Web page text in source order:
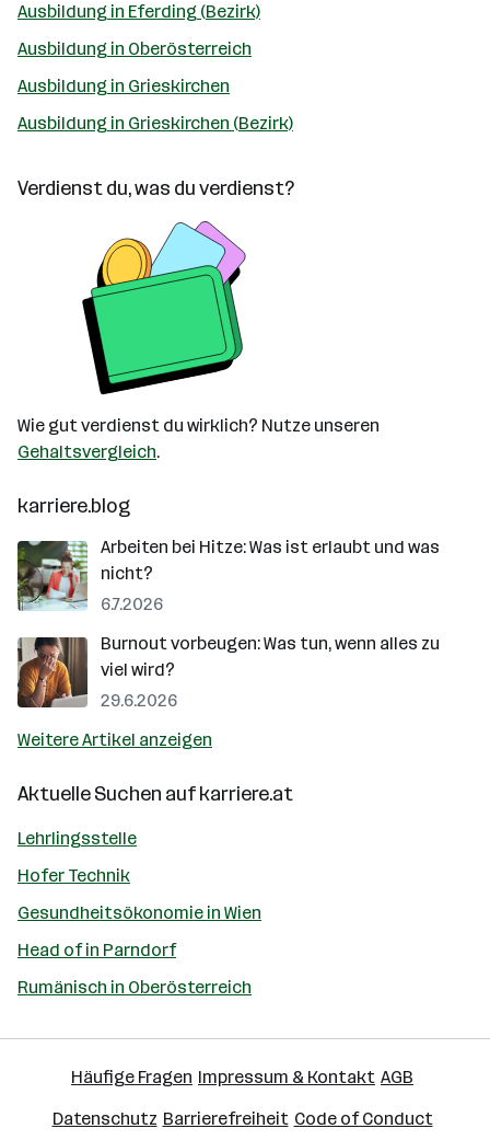
Ausbildung in Eferding (Bezirk)
Ausbildung in Oberösterreich
Ausbildung in Grieskirchen
Ausbildung in Grieskirchen (Bezirk)
Verdienst du, was du verdienst?
Wie gut verdienst du wirklich? Nutze unseren
Gehaltsvergleich.
karriere.blog
Arbeiten bei Hitze: Was ist erlaubt und was
nicht?
6.7.2026
Burnout vorbeugen: Was tun, wenn alles zu
viel wird?
29.6.2026
Weitere Artikel anzeigen
Aktuelle Suchen aufkarriere.at
Lehrlingsstelle
Hofer Technik
Gesundheitsökonomie in Wien
Head of in Parndorf
Rumänisch in Oberösterreich
Häufige Fragen Impressum & Kontakt AGB
Datenschutz Barrierefreiheit Code of Conduct